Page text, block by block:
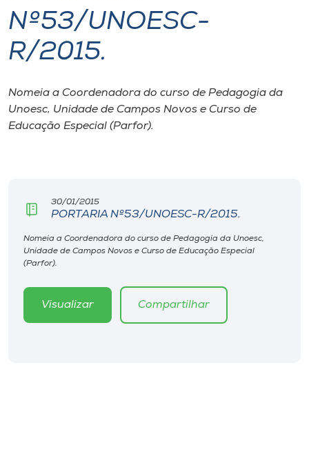
I.nova
Cultura
Editora
Museu
Nº53/UNOESC-
R/2015.
Nomeia a Coordenadora do curso de Pedagogia da
Unoesc, Unidade de Campos Novos e Curso de
Educação Especial (Parfor).
30/01/2015
PORTARIA Nº53/UNOESC-R/2015.
Nomeia a Coordenadora do curso de Pedagogia da Unoesc,
Unidade de Campos Novos e Curso de Educação Especial
(Parfor).
Visualizar Compartilhar